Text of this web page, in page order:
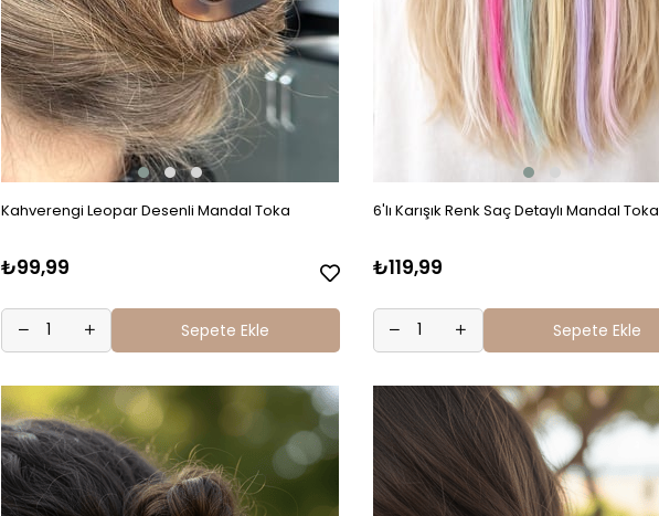
Kahverengi Leopar Desenli Mandal Toka
₺99,99
Sepete Ekle
6'lı Karışık Renk Saç Detaylı Mandal Toka
₺119,99
Sepete Ekle